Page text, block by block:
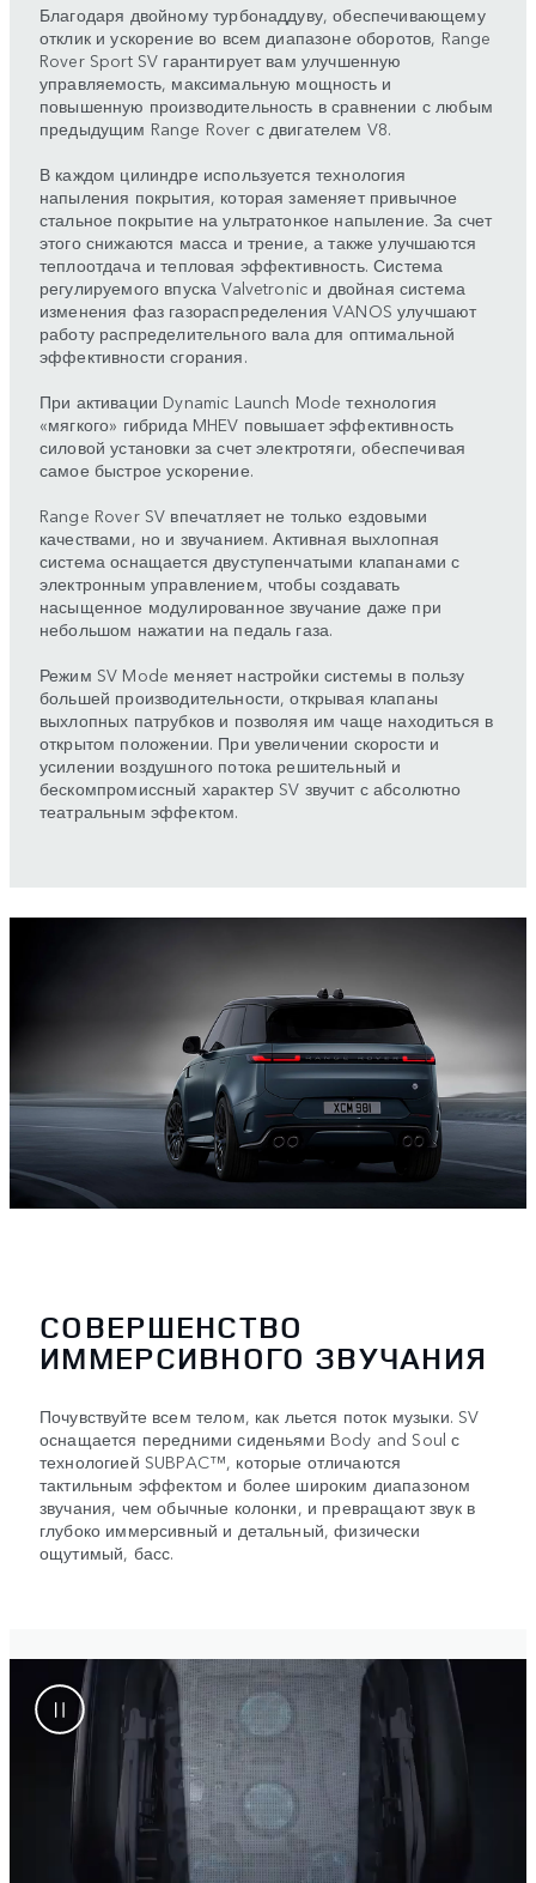
Благодаря двойному турбонаддуву, обеспечивающему
отклик и ускорение во всем диапазоне оборотов, Range
Rover Sport SV гарантирует вам улучшенную
управляемость, максимальную мощность и
повышенную производительность в сравнении с любым
предыдущим Range Rover с двигателем V8.
В каждом цилиндре используется технология
напыления покрытия, которая заменяет привычное
стальное покрытие на ультратонкое напыление. За счет
этого снижаются масса и трение, а также улучшаются
теплоотдача и тепловая эффективность. Система
регулируемого впуска Valvetronic и двойная система
изменения фаз газораспределения VANOS улучшают
работу распределительного вала для оптимальной
эффективности сгорания.
При активации Dynamic Launch Mode технология
«мягкого» гибрида MHEV повышает эффективность
силовой установки за счет электротяги, обеспечивая
самое быстрое ускорение.
Range Rover SV впечатляет не только ездовыми
качествами, но и звучанием. Активная выхлопная
система оснащается двуступенчатыми клапанами с
электронным управлением, чтобы создавать
насыщенное модулированное звучание даже при
небольшом нажатии на педаль газа.
Режим SV Mode меняет настройки системы в пользу
большей производительности, открывая клапаны
выхлопных патрубков и позволяя им чаще находиться в
открытом положении. При увеличении скорости и
усилении воздушного потока решительный и
бескомпромиссный характер SV звучит с абсолютно
театральным эффектом.
СОВЕРШЕНСТВО
ИММЕРСИВНОГО ЗВУЧАНИЯ
Почувствуйте всем телом, как льется поток музыки. SV
оснащается передними сиденьями Body and Soul с
технологией SUBPAC™, которые отличаются
тактильным эффектом и более широким диапазоном
звучания, чем обычные колонки, и превращают звук в
глубоко иммерсивный и детальный, физически
ощутимый, басс.